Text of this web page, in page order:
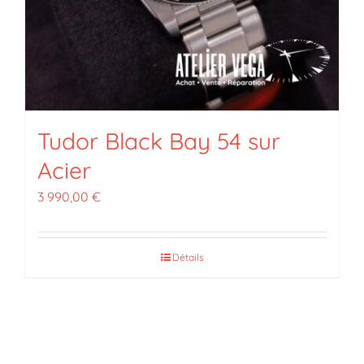
Tudor Black Bay 54 sur
Acier
3 990,00 €
Détails